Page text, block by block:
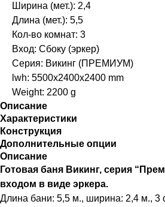
Ширина (мет.): 2,4
Длина (мет.): 5,5
Кол-во комнат: 3
Вход: Сбоку (эркер)
Серия: Викинг (ПРЕМИУМ)
lwh: 5500x2400x2400 mm
Weight: 2200 g
Описание
Характеристики
Конструкция
Дополнительные опции
Описание
Готовая баня Викинг, серия
входом в виде эркера.
Длина бани: 5,5 м., ширина: 2,4 м., 3